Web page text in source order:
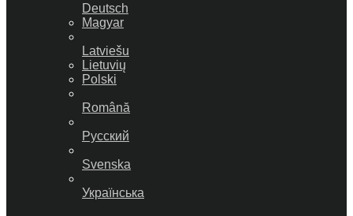
Deutsch
Magyar
Latviešu
Lietuvių
Polski
Română
Русский
Svenska
Українська